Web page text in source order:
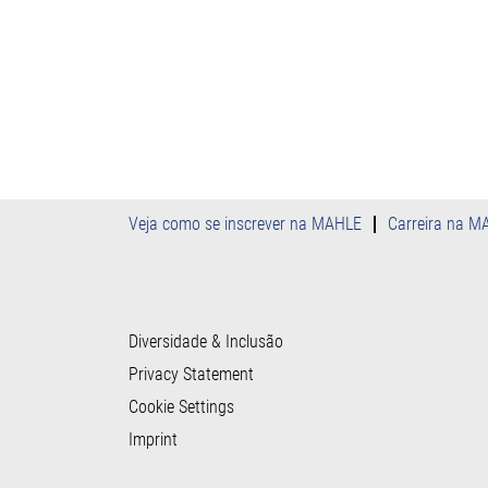
Veja como se inscrever na MAHLE Carreira na
Diversidade & Inclusão
Privacy Statement
Cookie Settings
Imprint